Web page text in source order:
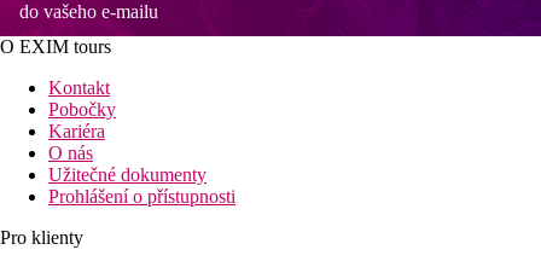
do vašeho e-mailu
O EXIM tours
Kontakt
Pobočky
Kariéra
O nás
Užitečné dokumenty
Prohlášení o přístupnosti
Pro klienty